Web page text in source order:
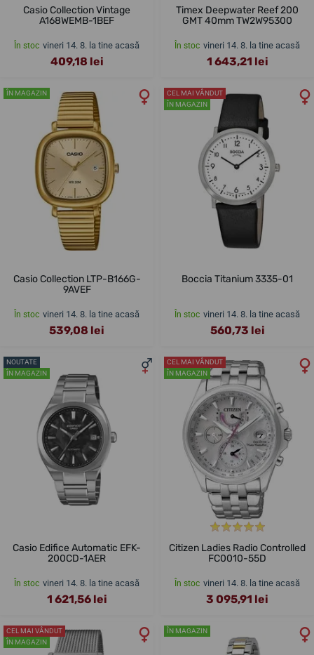
Casio Collection Vintage
A168WEMB-1BEF
În stoc vineri 14. 8. la tine acasă
409,18 lei
Timex Deepwater Reef 200
GMT 40mm TW2W95300
În stoc vineri 14. 8. la tine acasă
1 643,21 lei
ÎN MAGAZIN
Casio Collection LTP-B166G-
9AVEF
În stoc vineri 14. 8. la tine acasă
539,08 lei
CEL MAI VÂNDUT
ÎN MAGAZIN
Boccia Titanium 3335-01
În stoc vineri 14. 8. la tine acasă
560,73 lei
NOUTATE
ÎN MAGAZIN
Casio Edifice Automatic EFK-
200CD-1AER
În stoc vineri 14. 8. la tine acasă
1 621,56 lei
CEL MAI VÂNDUT
ÎN MAGAZIN
Citizen Ladies Radio Controlled
FC0010-55D
În stoc vineri 14. 8. la tine acasă
3 095,91 lei
CEL MAI VÂNDUT
ÎN MAGAZIN
ÎN MAGAZIN